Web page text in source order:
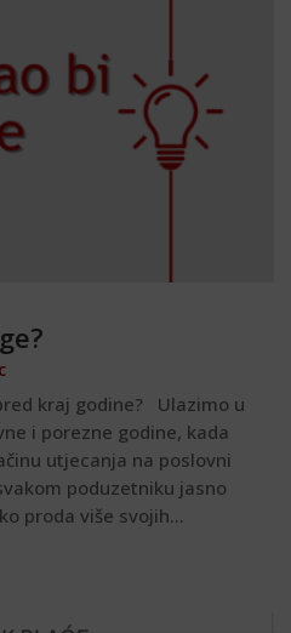
kraj godine? Ulazimo u
i porezne godine, kada
utjecanja na poslovni
poduzetniku jasno
proda više svojih...